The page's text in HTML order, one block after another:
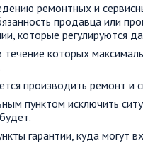
ремонтных и
продавца или
которые регулируются
которых
производить ремонт и
пунктом исключить
гарантии, куда могут